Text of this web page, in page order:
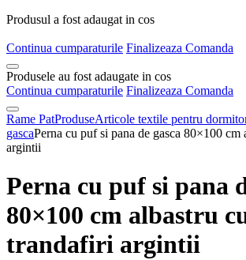
Produsul a fost adaugat in cos
Continua cumparaturile Finalizeaza Comanda
Produsele au fost adaugate in cos
Continua cumparaturile Finalizeaza Comanda
Rame PatProduseArticole textile pentru
gascaPerna cu puf si pana de gasca 80×100 cm
argintii
Perna cu puf si pana
80×100 cm albastru
trandafiri argintii